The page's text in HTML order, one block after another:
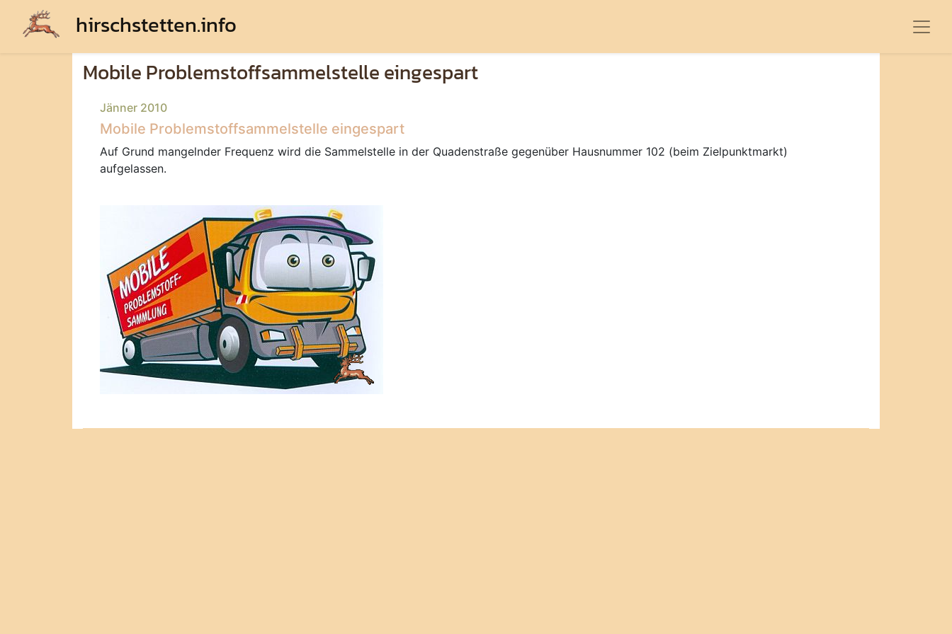
hirschstetten.info
Mobile Problemstoffsammelstelle eingespart
Jänner 2010
Mobile Problemstoffsammelstelle eingespart
Auf Grund mangelnder Frequenz wird die Sammelstelle in der Quadenstraße gegenüber Hausnummer 102 (beim Zielpunktmarkt)
aufgelassen.